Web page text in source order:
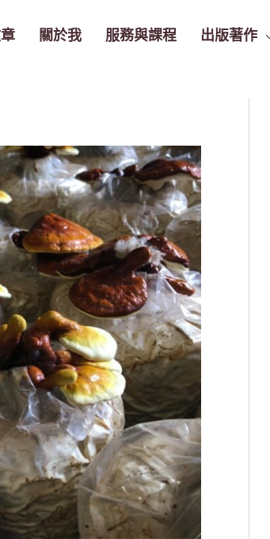
關於我 服務與課程 出版著作